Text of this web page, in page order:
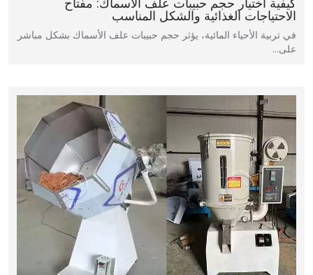
الاحتياجات الغذائية والشكل المناسب
في تربية الأحياء المائية، يؤثر حجم حبيبات علف الأسماك بشكل مباشر
على…